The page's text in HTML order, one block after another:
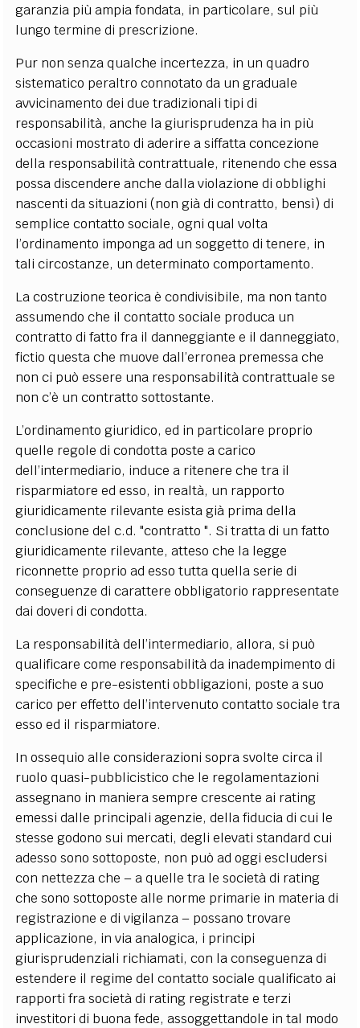
garanzia più ampia fondata, in particolare, sul più
lungo termine di prescrizione.
Pur non senza qualche incertezza, in un quadro
sistematico peraltro connotato da un graduale
avvicinamento dei due tradizionali tipi di
responsabilità, anche la giurisprudenza ha in più
occasioni mostrato di aderire a siffatta concezione
della responsabilità contrattuale, ritenendo che essa
possa discendere anche dalla violazione di obblighi
nascenti da situazioni (non già di contratto, bensì) di
semplice contatto sociale, ogni qual volta
l’ordinamento imponga ad un soggetto di tenere, in
tali circostanze, un determinato comportamento.
La costruzione teorica è condivisibile, ma non tanto
assumendo che il contatto sociale produca un
contratto di fatto fra il danneggiante e il danneggiato,
fictio questa che muove dall’erronea premessa che
non ci può essere una responsabilità contrattuale se
non c’è un contratto sottostante.
L’ordinamento giuridico, ed in particolare proprio
quelle regole di condotta poste a carico
dell’intermediario, induce a ritenere che tra il
risparmiatore ed esso, in realtà, un rapporto
giuridicamente rilevante esista già prima della
conclusione del c.d. "contratto ". Si tratta di un fatto
giuridicamente rilevante, atteso che la legge
riconnette proprio ad esso tutta quella serie di
conseguenze di carattere obbligatorio rappresentate
dai doveri di condotta.
La responsabilità dell’intermediario, allora, si può
qualificare come responsabilità da inadempimento di
specifiche e pre-esistenti obbligazioni, poste a suo
carico per effetto dell’intervenuto contatto sociale tra
esso ed il risparmiatore.
In ossequio alle considerazioni sopra svolte circa il
ruolo quasi-pubblicistico che le regolamentazioni
assegnano in maniera sempre crescente ai rating
emessi dalle principali agenzie, della fiducia di cui le
stesse godono sui mercati, degli elevati standard cui
adesso sono sottoposte, non può ad oggi escludersi
con nettezza che – a quelle tra le società di rating
che sono sottoposte alle norme primarie in materia di
registrazione e di vigilanza – possano trovare
applicazione, in via analogica, i principi
giurisprudenziali richiamati, con la conseguenza di
estendere il regime del contatto sociale qualificato ai
rapporti fra società di rating registrate e terzi
investitori di buona fede, assoggettandole in tal modo